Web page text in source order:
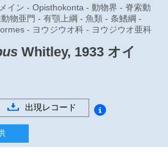
イン - Opisthokonta - 動物界 - 脊索動
物亜門 - 有顎上綱 - 魚類 - 条鰭綱 -
- ヨウジウオ科 - ヨウジウオ亜科
Whitley, 1933 オイ
出現レコード